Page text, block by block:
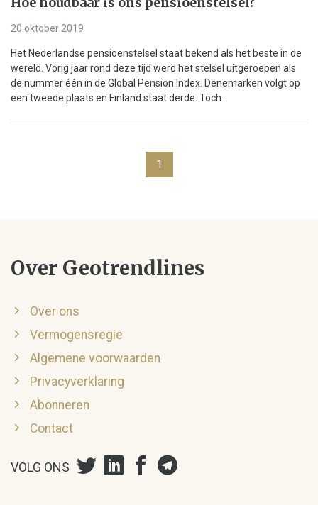
20 oktober 2019
Het Nederlandse pensioenstelsel staat bekend als het beste in de
wereld. Vorig jaar rond deze tijd werd het stelsel uitgeroepen als
de nummer één in de Global Pension Index. Denemarken volgt op
een tweede plaats en Finland staat derde. Toch...
1
Over Geotrendlines
Over ons
Vermogensregie
Algemene voorwaarden
Privacyverklaring
Abonneren
Contact
VOLG ONS